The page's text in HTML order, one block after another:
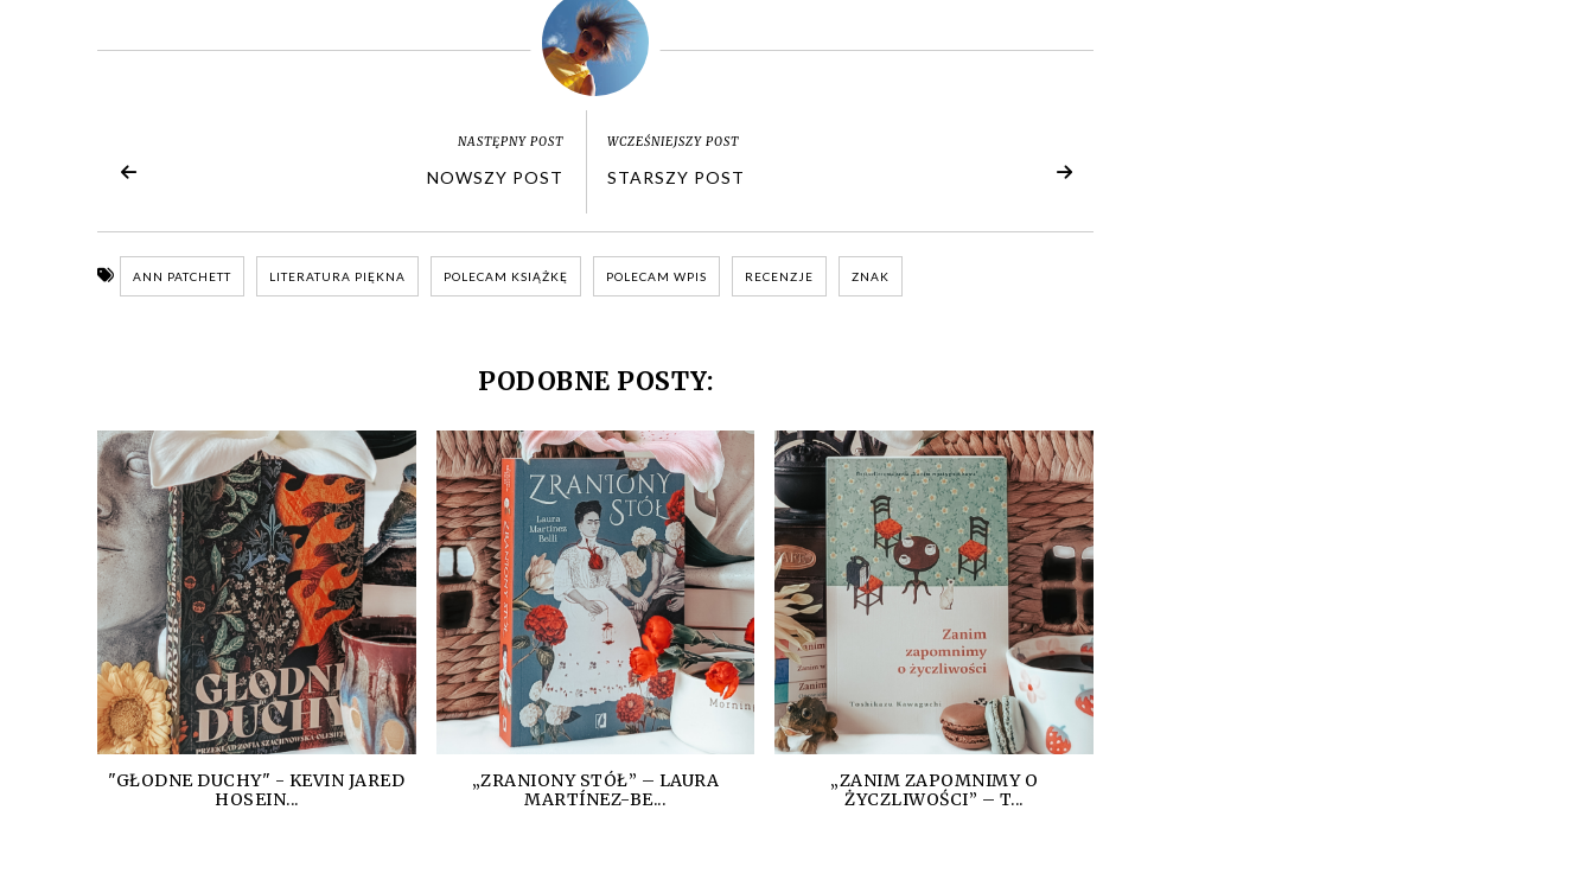
NASTĘPNY POST
NOWSZY POST
WCZEŚNIEJSZY POST
STARSZY POST
ANN PATCHETT LITERATURA PIĘKNA POLECAM KSIĄŻKĘ POLECAM WPIS RECENZJE ZNAK
PODOBNE POSTY:
"GŁODNE DUCHY" - KEVIN JARED
HOSEIN...
„ZRANIONY STÓŁ” – LAURA
MARTÍNEZ-BE...
„ZANIM ZAPOMNIMY O
ŻYCZLIWOŚCI” – T...